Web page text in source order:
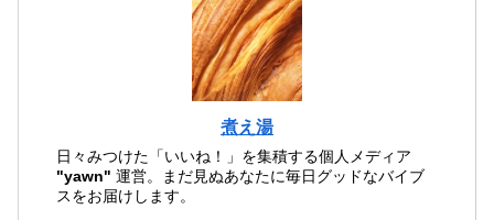
煮え湯
日々みつけた「いいね！」を集積する個人メディア
"yawn" 運営。まだ見ぬあなたに毎日グッドなバイブ
スをお届けします。